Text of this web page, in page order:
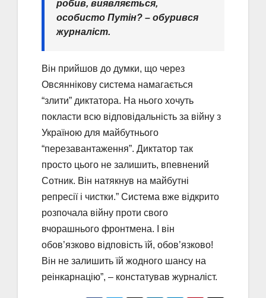
робив, виявляється,
особисто Путін? – обурився
журналіст.
Він прийшов до думки, що через
Овсяннікову система намагається
“злити” диктатора. На нього хочуть
покласти всю відповідальність за війну з
Україною для майбутнього
“перезавантаження”. Диктатор так
просто цього не залишить, впевнений
Сотник. Він натякнув на майбутні
репресії і чистки.” Система вже відкрито
розпочала війну проти свого
вчорашнього фронтмена. І він
обов’язково відповість їй, обов’язково!
Він не залишить їй жодного шансу на
реінкарнацію”, – констатував журналіст.